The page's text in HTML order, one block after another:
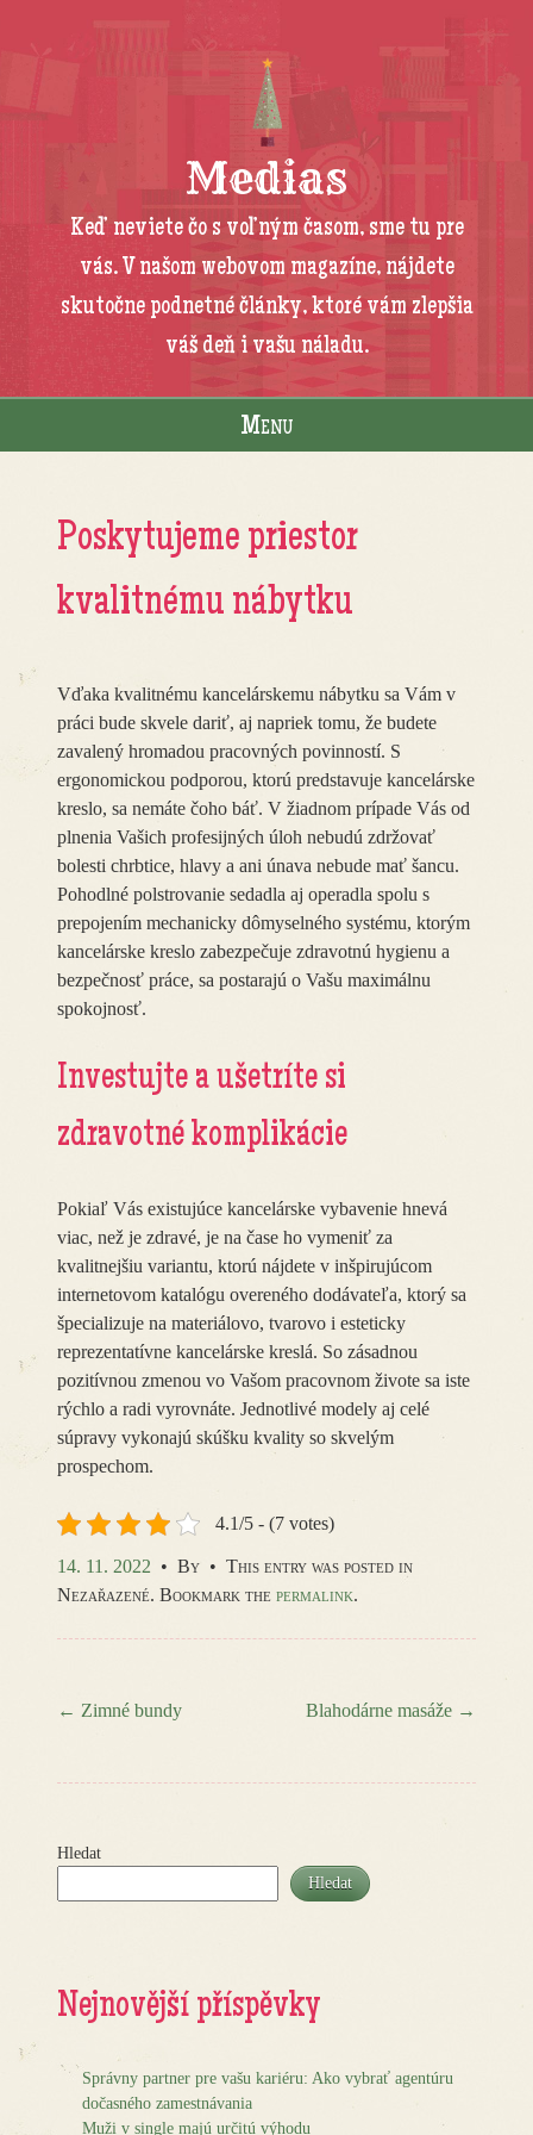
Medias
Keď neviete čo s voľným časom, sme tu pre
vás. V našom webovom magazíne, nájdete
skutočne podnetné články, ktoré vám zlepšia
váš deň i vašu náladu.
Menu
Poskytujeme priestor
kvalitnému nábytku
Vďaka kvalitnému kancelárskemu nábytku sa Vám v
práci bude skvele dariť, aj napriek tomu, že budete
zavalený hromadou pracovných povinností. S
ergonomickou podporou, ktorú predstavuje kancelárske
kreslo, sa nemáte čoho báť. V žiadnom prípade Vás od
plnenia Vašich profesijných úloh nebudú zdržovať
bolesti chrbtice, hlavy a ani únava nebude mať šancu.
Pohodlné polstrovanie sedadla aj operadla spolu s
prepojením mechanicky dômyselného systému, ktorým
kancelárske kreslo zabezpečuje zdravotnú hygienu a
bezpečnosť práce, sa postarajú o Vašu maximálnu
spokojnosť.
Investujte a ušetríte si
zdravotné komplikácie
Pokiaľ Vás existujúce kancelárske vybavenie hnevá
viac, než je zdravé, je na čase ho vymeniť za
kvalitnejšiu variantu, ktorú nájdete v inšpirujúcom
internetovom katalógu overeného dodávateľa, ktorý sa
špecializuje na materiálovo, tvarovo i esteticky
reprezentatívne kancelárske kreslá. So zásadnou
pozitívnou zmenou vo Vašom pracovnom živote sa iste
rýchlo a radi vyrovnáte. Jednotlivé modely aj celé
súpravy vykonajú skúšku kvality so skvelým
prospechom.
4.1/5 - (7 votes)
14. 11. 2022 • By • This entry was posted in
Nezařazené. Bookmark the permalink.
← Zimné bundy Blahodárne masáže →
Hledat
Hledat
Nejnovější příspěvky
Správny partner pre vašu kariéru: Ako vybrať agentúru
dočasného zamestnávania
Muži v single majú určitú výhodu